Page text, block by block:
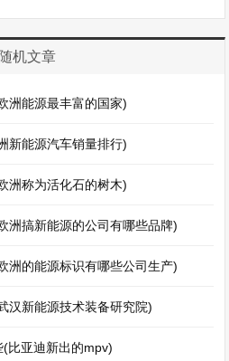
随机文章
洲能源最丰富的国家)
新能源汽车销量排行)
洲称为活化石的树木)
洲搞新能源的公司有哪些品牌)
洲的能源标识有哪些公司生产)
汉新能源技术装备研究院)
比亚迪新出的mpv)